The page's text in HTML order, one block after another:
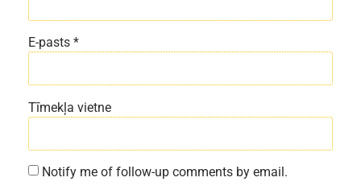
E-pasts *
Tīmekļa vietne
Notify me of follow-up comments by email.